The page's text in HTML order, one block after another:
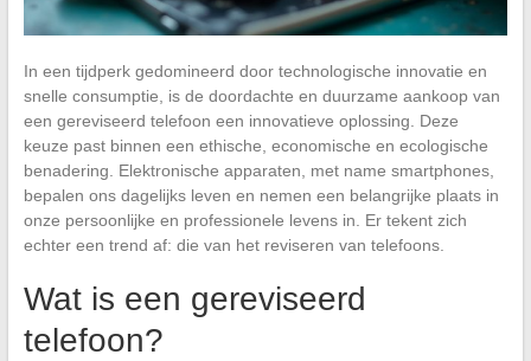
In een tijdperk gedomineerd door technologische innovatie en
snelle consumptie, is de doordachte en duurzame aankoop van
een gereviseerd telefoon een innovatieve oplossing. Deze
keuze past binnen een ethische, economische en ecologische
benadering. Elektronische apparaten, met name smartphones,
bepalen ons dagelijks leven en nemen een belangrijke plaats in
onze persoonlijke en professionele levens in. Er tekent zich
echter een trend af: die van het reviseren van telefoons.
Wat is een gereviseerd
telefoon?